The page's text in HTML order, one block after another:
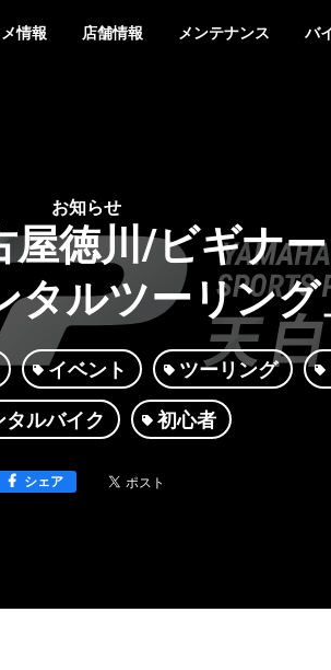
情報 店舗情報 メンテナンス バ
お知らせ
徳川/ビギナ
タルツーリング
イベント ツーリング
タルバイク 初心者
シェア